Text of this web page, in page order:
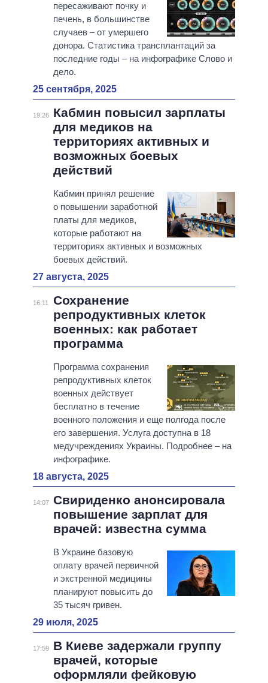
пересаживают почку и
печень, в большинстве
случаев – от умершего
донора. Статистика трансплантаций за
последние годы – на инфографике Слово и
дело.
25 сентября, 2025
19:26
Кабмин повысил зарплаты
для медиков на
территориях активных и
возможных боевых
действий
Кабмин принял решение
о повышении заработной
платы для медиков,
которые работают на
территориях активных и возможных
боевых действий.
27 августа, 2025
16:11
Сохранение
репродуктивных клеток
военных: как работает
программа
Программа сохранения
репродуктивных клеток
военных действует
бесплатно в течение
военного положения и еще полгода после
его завершения. Услуга доступна в 18
медучреждениях Украины. Подробнее – на
инфографике.
18 августа, 2025
14:07 Свириденко анонсировала
повышение зарплат для
врачей: известна сумма
В Украине базовую
оплату врачей первичной
и экстренной медицины
планируют повысить до
35 тысяч гривен.
29 июля, 2025
17:59
В Киеве задержали группу
врачей, которые
оформляли фейковую